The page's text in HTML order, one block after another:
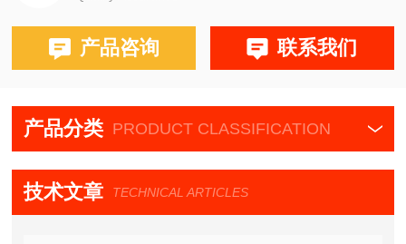
布鲁克，PE580,590,680,690,磐诺，川仪，北分瑞利，东西
电子，天瑞，天美，科创，华爱
产品咨询 联系我们
产品分类 PRODUCT CLASSIFICATION
技术文章 TECHNICAL ARTICLES